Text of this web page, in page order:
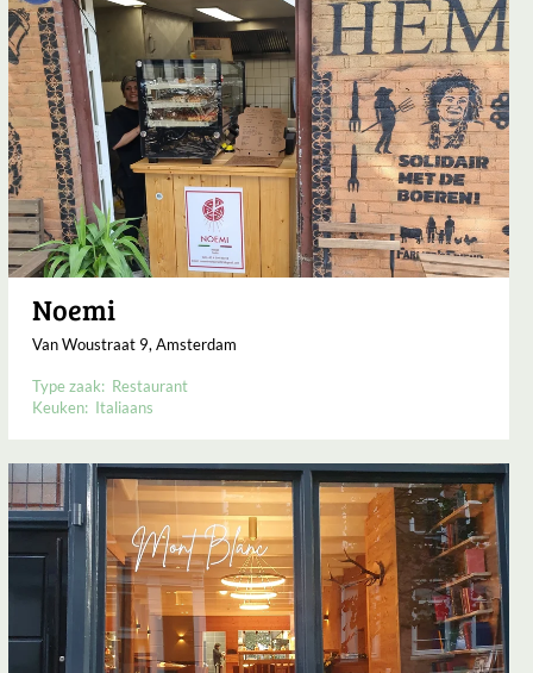
Noemi
Van Woustraat 9, Amsterdam
Type zaak: Restaurant
Keuken: Italiaans